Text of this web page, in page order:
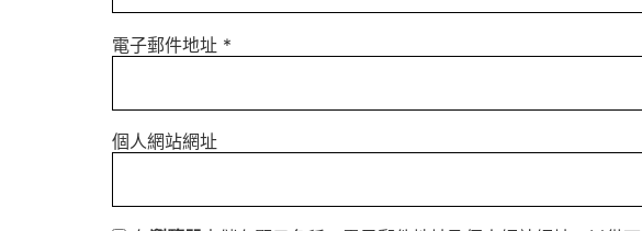
電子郵件地址 *
個人網站網址